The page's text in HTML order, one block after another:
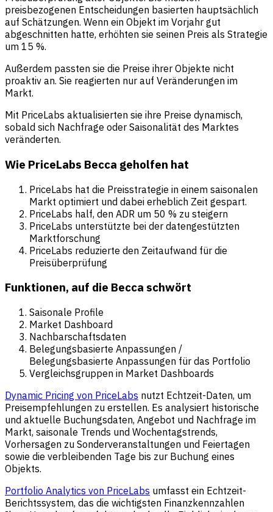
preisbezogenen Entscheidungen basierten hauptsächlich
auf Schätzungen. Wenn ein Objekt im Vorjahr gut
abgeschnitten hatte, erhöhten sie seinen Preis als Strategie
um 15 %.
Außerdem passten sie die Preise ihrer Objekte nicht
proaktiv an. Sie reagierten nur auf Veränderungen im
Markt.
Mit PriceLabs aktualisierten sie ihre Preise dynamisch,
sobald sich Nachfrage oder Saisonalität des Marktes
veränderten.
Wie PriceLabs Becca geholfen hat
PriceLabs hat die Preisstrategie in einem saisonalen
Markt optimiert und dabei erheblich Zeit gespart.
PriceLabs half, den ADR um 50 % zu steigern
PriceLabs unterstützte bei der datengestützten
Marktforschung
PriceLabs reduzierte den Zeitaufwand für die
Preisüberprüfung
Funktionen, auf die Becca schwört
Saisonale Profile
Market Dashboard
Nachbarschaftsdaten
Belegungsbasierte Anpassungen /
Belegungsbasierte Anpassungen für das Portfolio
Vergleichsgruppen in Market Dashboards
Dynamic Pricing von PriceLabs nutzt Echtzeit-Daten, um
Preisempfehlungen zu erstellen. Es analysiert historische
und aktuelle Buchungsdaten, Angebot und Nachfrage im
Markt, saisonale Trends und Wochentagstrends,
Vorhersagen zu Sonderveranstaltungen und Feiertagen
sowie die verbleibenden Tage bis zur Buchung eines
Objekts.
Portfolio Analytics von PriceLabs umfasst ein Echtzeit-
Berichtssystem, das die wichtigsten Finanzkennzahlen